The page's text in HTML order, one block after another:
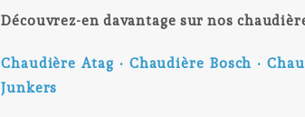
Découvrez-en davantage sur nos
Chaudière Atag • Chaudière Bosch •
Junkers